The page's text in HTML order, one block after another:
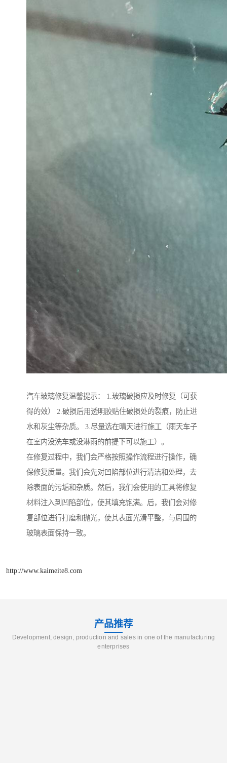
汽车玻璃修复温馨提示： 1.玻璃破损应及时修复（可获
得的效） 2.破损后用透明胶贴住破损处的裂痕，防止进
水和灰尘等杂质。 3.尽量选在晴天进行施工（雨天车子
在室内没洗车或没淋雨的前提下可以施工）。
在修复过程中，我们会严格按照操作流程进行操作，确
保修复质量。我们会先对凹陷部位进行清洁和处理，去
除表面的污垢和杂质。然后，我们会使用的工具将修复
材料注入到凹陷部位，使其填充饱满。后，我们会对修
复部位进行打磨和抛光，使其表面光滑平整，与周围的
玻璃表面保持一致。
http://www.kaimeite8.com
产品推荐
Development, design, production and sales in one of the manufacturing
enterprises